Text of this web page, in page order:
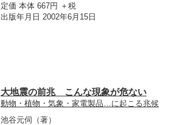
定価 本体 667円 ＋税
出版年月日 2002年6月15日
大地震の前兆 こんな現象が危ない
動物・植物・気象・家電製品…に起こる兆候
池谷元伺 （著）